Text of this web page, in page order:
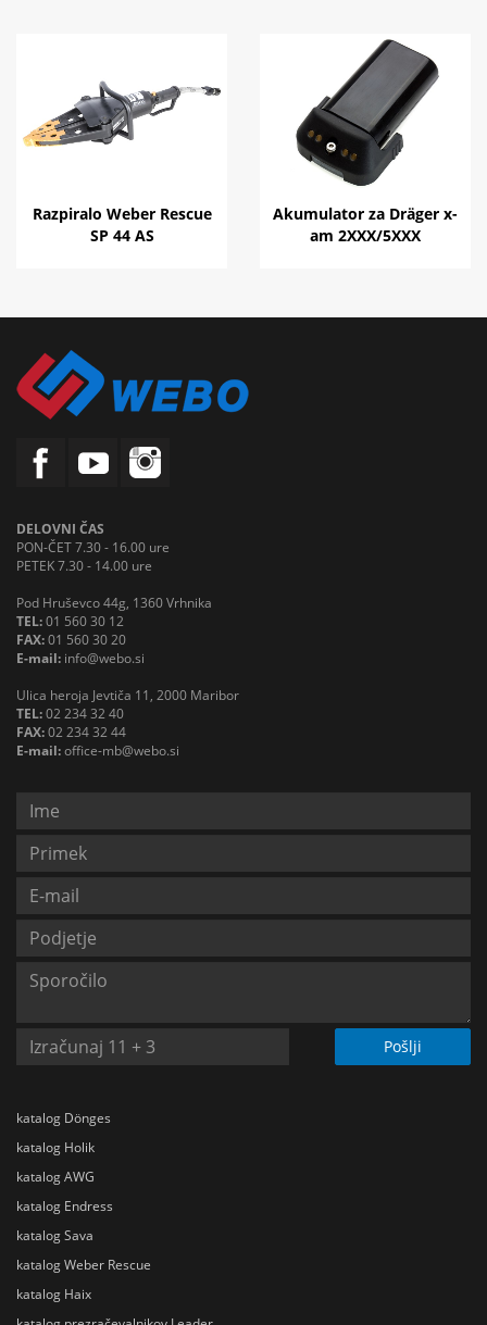
Razpiralo Weber Rescue
SP 44 AS
Akumulator za Dräger x-
am 2XXX/5XXX
DELOVNI ČAS
PON-ČET 7.30 - 16.00 ure
PETEK 7.30 - 14.00 ure
Pod Hruševco 44g, 1360 Vrhnika
TEL:01 560 30 12
FAX:01 560 30 20
E-mail: info@webo.si
Ulica heroja Jevtiča 11, 2000 Maribor
TEL:02 234 32 40
FAX:02 234 32 44
E-mail:office-mb@webo.si
Pošlji
katalog Dönges
katalog Holik
katalog AWG
katalog Endress
katalog Sava
katalog Weber Rescue
katalog Haix